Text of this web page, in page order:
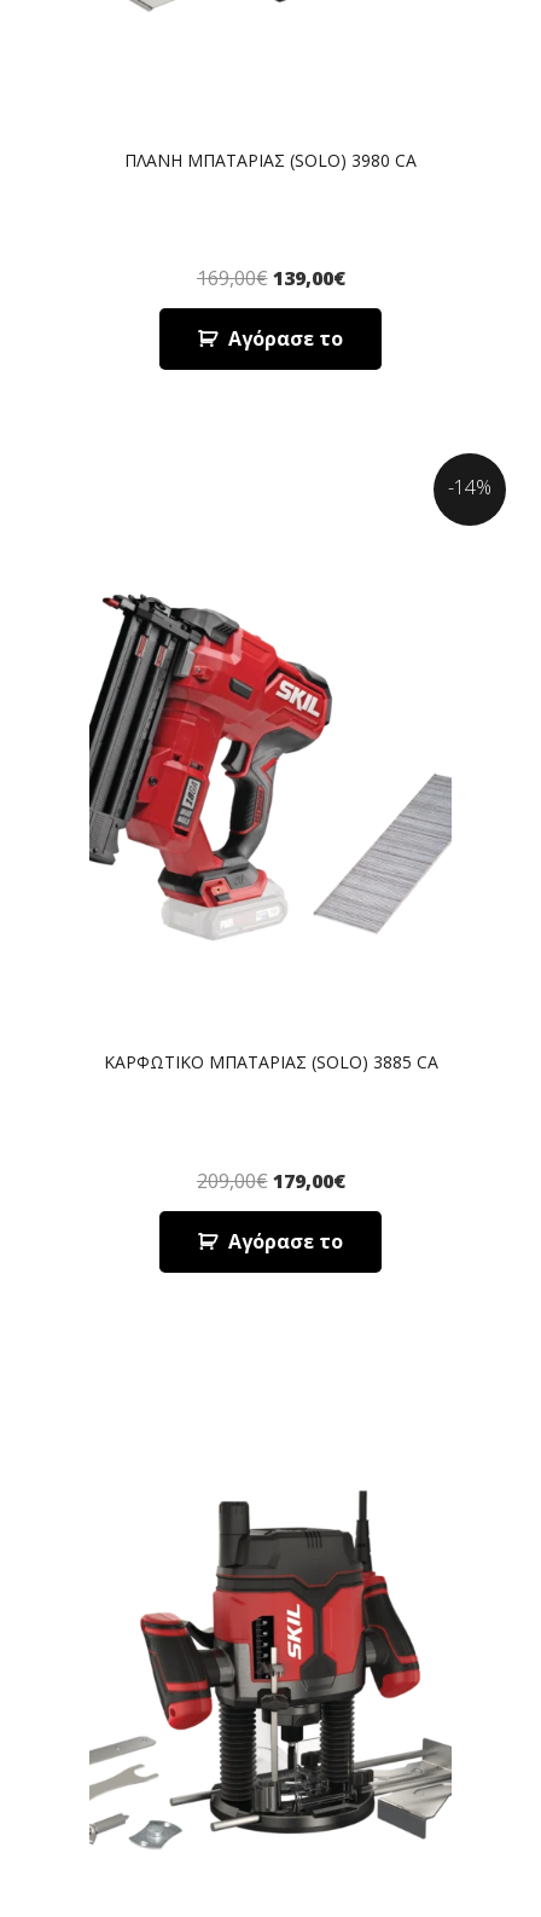
ΠΛΑΝΗ ΜΠΑΤΑΡΙΑΣ (SOLO) 3980 CA
169,00€ 139,00€
Αγόρασε το
ΚΑΡΦΩΤΙΚΟ ΜΠΑΤΑΡΙΑΣ (SOLO) 3885 CA
209,00€ 179,00€
Αγόρασε το
-14%